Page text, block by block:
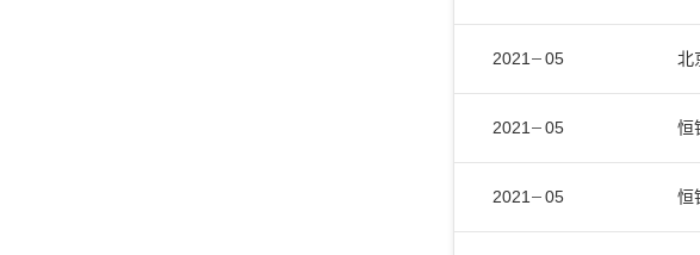
2021 05 北
2021 05 恒
2021 05 恒